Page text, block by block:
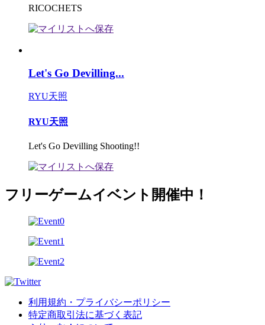
RICOCHETS
Let's Go Devilling...
RYU天照
RYU天照
Let's Go Devilling Shooting!!
フリーゲームイベント開催中！
利用規約・プライバシーポリシー
特定商取引法に基づく表記